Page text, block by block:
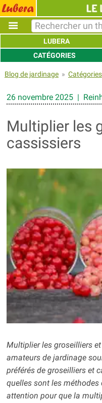
LUBERA
CATÉGORIES
Blog de jardinage» Catégories
26 novembre 2025 |
Multiplier les
cassissiers
Multiplier les groseilliers
amateurs de jardinage
préférés de groseilliers et
quelles sont les
attention pour que la